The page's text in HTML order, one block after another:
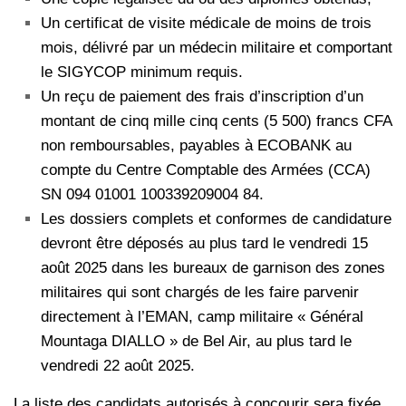
Un certificat de visite médicale de moins de trois
mois, délivré par un médecin militaire et comportant
le SIGYCOP minimum requis.
Un reçu de paiement des frais d’inscription d’un
montant de cinq mille cinq cents (5 500) francs CFA
non remboursables, payables à ECOBANK au
compte du Centre Comptable des Armées (CCA)
SN 094 01001 100339209004 84.
Les dossiers complets et conformes de candidature
devront être déposés au plus tard le vendredi 15
août 2025 dans les bureaux de garnison des zones
militaires qui sont chargés de les faire parvenir
directement à l’EMAN, camp militaire « Général
Mountaga DIALLO » de Bel Air, au plus tard le
vendredi 22 août 2025.